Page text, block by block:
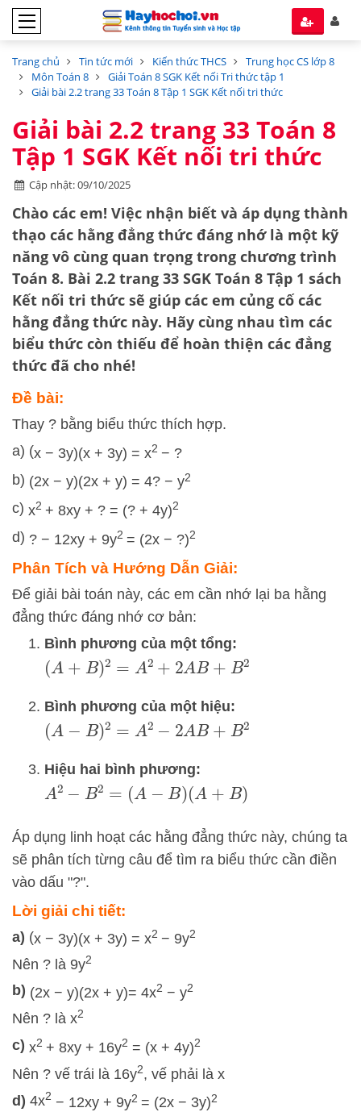
Trang chủ Tin tức mới Kiến thức THCS
Trung học CS lớp 8
Môn Toán 8
Giải Toán 8 SGK Kết nối Tri thức tập 1
Giải bài 2.2 trang 33 Toán 8 Tập 1 SGK Kết nối tri thức
Giải bài 2.2 trang 33 Toán 8
Tập 1 SGK Kết nối tri thức
Cập nhật: 09/10/2025
Chào các em! Việc nhận biết và áp dụng thành
thạo các hằng đẳng thức đáng nhớlà một kỹ
năng vô cùng quan trọng trong chương trình
Toán 8. Bài 2.2 trang 33 SGK Toán 8 Tập 1 sách
Kết nối tri thức sẽ giúp các em củng cố các
hằng đẳng thức này. Hãy cùng nhau tìm các
biểu thức còn thiếu để hoàn thiện các đẳng
thức đã cho nhé!
Đề bài:
Thay ? bằng biểu thức thích hợp.
a) (x − 3y)(x + 3y) = x2 − ?
b) (2x − y)(2x + y) = 4? − y2
c) x2 + 8xy + ? = (? + 4y)2
d) ? − 12xy + 9y2 = (2x − ?)2
Phân Tích và Hướng Dẫn Giải:
Để giải bài toán này, các em cần nhớ lại ba hằng
đẳng thức đáng nhớ cơ bản:
Bình phương của một tổng:
(A+B )2=A2+2AB +B2
Bình phương của một hiệu:
(A−B )2=A2−2A B +B2
Hiệu hai bình phương:
A2 −B2= (A −B) (A +B)
Áp dụng linh hoạt các hằng đẳng thức này, chúng ta
sẽ phân tích từng câu để tìm ra biểu thức cần điền
vào dấu "?".
Lời giải chi tiết:
a) (x − 3y)(x + 3y) = x2 − 9y2
Nên ? là 9y2
b) (2x − y)(2x + y)= 4x2 − y2
Nên ? là x2
c) x2 + 8xy + 16y2 = (x + 4y)2
Nên ? vế trái là 16y2, vế phải là x
d) 4x2 − 12xy + 9y2 = (2x − 3y)2